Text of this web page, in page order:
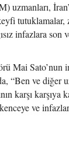
uzmanları,
infazlara son
Mai Sato’nun
“Ben ve
karşı karşıya
ve